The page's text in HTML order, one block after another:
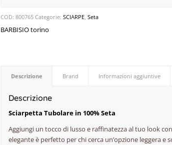
COD:800765 Categorie:SCIARPE,Seta
BARBISIO torino
Descrizione Brand Informazioni aggiuntive
Descrizione
Sciarpetta Tubolare in 100% Seta
Aggiungi un tocco di lusso e raffinatezza al tuo look
elegante è perfetto per chi cerca un’opzione leggera